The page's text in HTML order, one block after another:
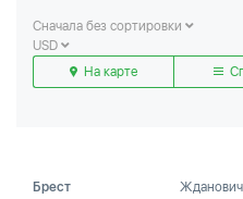
Сначала без сортировки
USD
На карте
Брест